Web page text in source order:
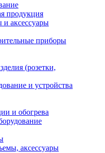
продукция
и аксессуары
приборы
(розетки,
и устройства
и обогрева
аксессуары